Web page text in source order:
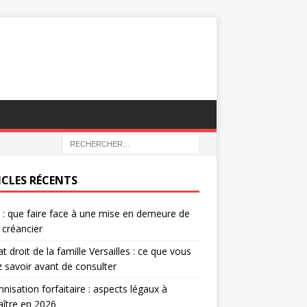
RÉCENTS
: que faire face à une mise en demeure de
droit de la famille Versailles : ce que vous
savoir avant de consulter
forfaitaire : aspects légaux à
en 2026